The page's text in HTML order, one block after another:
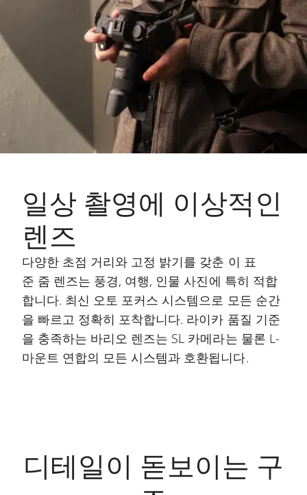
일상 촬영에 이상적인
렌즈
다양한 초점 거리와 고정 밝기를 갖춘 이 표
준 줌 렌즈는 풍경, 여행, 인물 사진에 특히 적합
합니다. 최신 오토 포커스 시스템으로 모든 순간
을 빠르고 정확히 포착합니다. 라이카 품질 기준
을 충족하는 바리오 렌즈는 SL 카메라는 물론 L-
마운트 연합의 모든 시스템과 호환됩니다.
디테일이 돋보이는 구